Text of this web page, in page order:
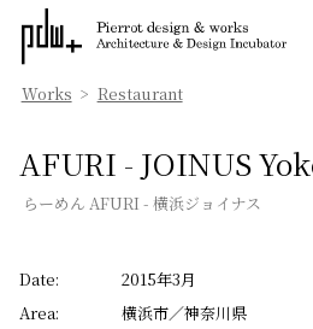
Works > Restaurant
AFURI - JOINUS
らーめん AFURI - 横浜ジョイナス
Date:
2015年3月
Area:
横浜市／神奈川県